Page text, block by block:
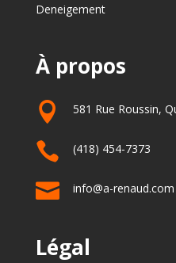
Deneigement
À propos
 581 Rue Roussin,
 (418) 454-7373
 info@a-renaud.com
Légal